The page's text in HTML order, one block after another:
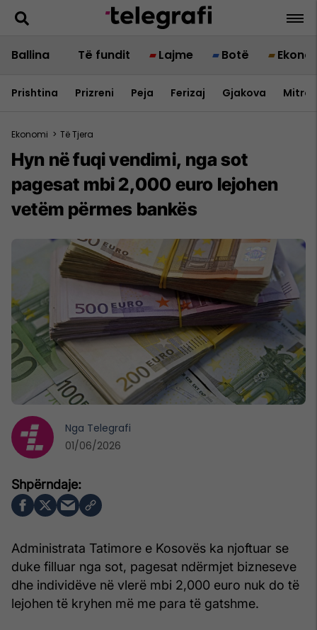
Ballina Të fundit Lajme Botë
Prishtina Prizreni Peja Ferizaj Gjakova
Ekonomi > Të Tjera
Hyn në fuqi vendimi, nga sot
pagesat mbi 2,000 euro lejohen
vetëm përmes bankës
Administrata Tatimore e Kosovës ka njoftuar se
duke filluar nga sot, pagesat ndërmjet bizneseve
dhe individëve në vlerë mbi 2,000 euro nuk do të
lejohen të kryhen më me para të gatshme.
Nga Telegrafi
01/06/2026